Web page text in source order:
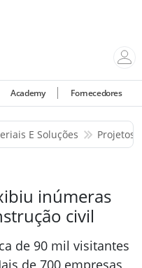
Academy Fornecedores
E Soluções Projetos
inúmeras
civil
de 90 mil visitantes
de 700 empresas